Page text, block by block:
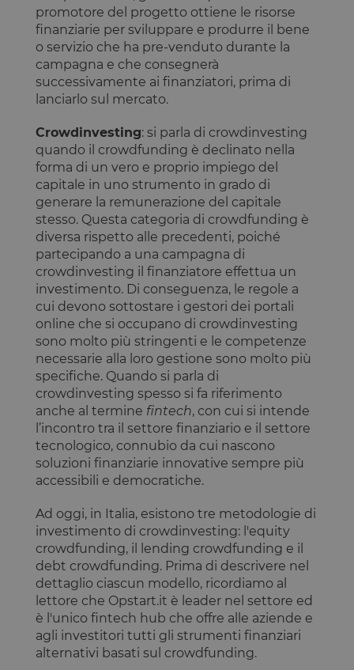
promotore del progetto ottiene le risorse
finanziarie per sviluppare e produrre il bene
o servizio che ha pre-venduto durante la
campagna e che consegnerà
successivamente ai finanziatori, prima di
lanciarlo sul mercato.
Crowdinvesting: si parla di crowdinvesting
quando il crowdfunding è declinato nella
forma di un vero e proprio impiego del
capitale in uno strumento in grado di
generare la remunerazione del capitale
stesso. Questa categoria di crowdfunding è
diversa rispetto alle precedenti, poiché
partecipando a una campagna di
crowdinvesting il finanziatore effettua un
investimento. Di conseguenza, le regole a
cui devono sottostare i gestori dei portali
online che si occupano di crowdinvesting
sono molto più stringenti e le competenze
necessarie alla loro gestione sono molto più
specifiche. Quando si parla di
crowdinvesting spesso si fa riferimento
anche al termine fintech, con cui si intende
l’incontro tra il settore finanziario e il settore
tecnologico, connubio da cui nascono
soluzioni finanziarie innovative sempre più
accessibili e democratiche.
Ad oggi, in Italia, esistono tre metodologie di
investimento di crowdinvesting: l'equity
crowdfunding, il lending crowdfunding e il
debt crowdfunding. Prima di descrivere nel
dettaglio ciascun modello, ricordiamo al
lettore che Opstart.it è leader nel settore ed
è l'unico fintech hub che offre alle aziende e
agli investitori tutti gli strumenti finanziari
alternativi basati sul crowdfunding.